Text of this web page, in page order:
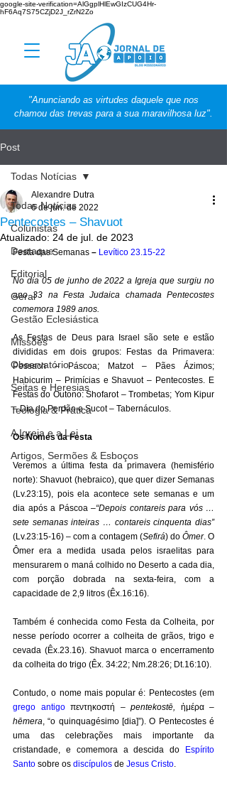
google-site-verification=AlGgplHlEwGIzCUG4Hr-
hF6Aq7S75CZjD2J_rZrN2Zo
"Anunciando as virtudes daquele que nos
chamou das trevas para a sua maravilhosa luz".
Post
Todas Notícias
Colunistas
Destaque
Editorial
Geral
Gestão Eclesiástica
Missões
Observatório
Seitas e Heresias
Teologia & Prática
A Igreja e a Lei
Artigos, Sermões & Esboços
Todas Notícias
Pentecostes – Shavuot
Alexandre Dutra
6 de jun. de 2022
Atualizado: 24 de jul. de 2023
Festa das Semanas – Levítico 23.15-22
No dia 05 de junho de 2022 a Igreja que surgiu no
ano 33 na Festa Judaica chamada Pentecostes
comemora 1989 anos.
As Festas de Deus para Israel são sete e estão
divididas em dois grupos: Festas da Primavera:
Pessach – Páscoa; Matzot – Pães Ázimos;
Habicurim – Primícias e Shavuot – Pentecostes. E
Festas do Outono: Shofarot – Trombetas; Yom Kipur
– Dia do Perdão e Sucot – Tabernáculos.
Os Nomes da Festa
Veremos a última festa da primavera (hemisfério
norte): Shavuot (hebraico), que quer dizer Semanas
(Lv.23:15), pois ela acontece sete semanas e um
dia após a Páscoa –“Depois contareis para vós …
sete semanas inteiras … contareis cinquenta dias”
(Lv.23:15-16) – com a contagem (Sefirá) do Ômer. O
Ômer era a medida usada pelos israelitas para
mensurarem o maná colhido no Deserto a cada dia,
com porção dobrada na sexta-feira, com a
capacidade de 2,9 litros (Êx.16:16).
Também é conhecida como Festa da Colheita, por
nesse período ocorrer a colheita de grãos, trigo e
cevada (Êx.23.16). Shavuot marca o encerramento
da colheita do trigo (Êx. 34:22; Nm.28:26; Dt.16:10).
grego antigo πεντηκοστή – pentekostē, ἡμέρα –
hēmera, “o quinquagésimo [dia]”). O Pentecostes é
uma das celebrações mais importante da
cristandade, e comemora a descida do
Espírito
Santo sobre os discípulos de Jesus Cristo.